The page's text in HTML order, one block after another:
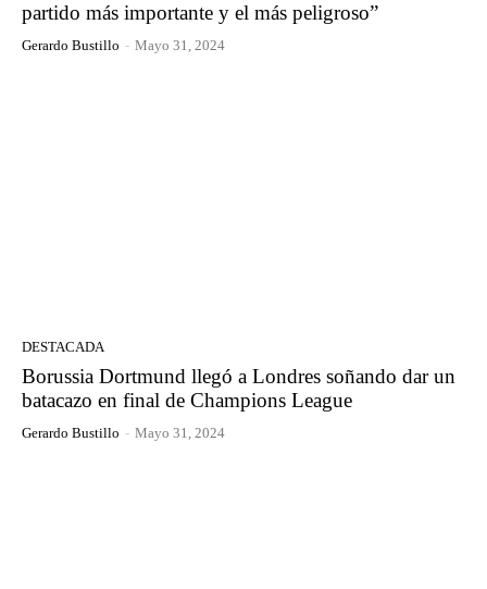
partido más importante y el más peligroso”
Gerardo Bustillo - Mayo 31, 2024
DESTACADA
Borussia Dortmund llegó a Londres soñando dar un
batacazo en final de Champions League
Gerardo Bustillo - Mayo 31, 2024